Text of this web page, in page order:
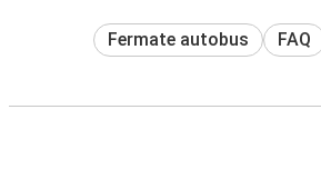
Fermate autobus FAQ